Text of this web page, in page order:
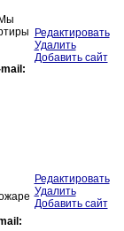
mail:
Редактировать
Удалить
Добавить сайт
Редактировать
Удалить
Добавить сайт